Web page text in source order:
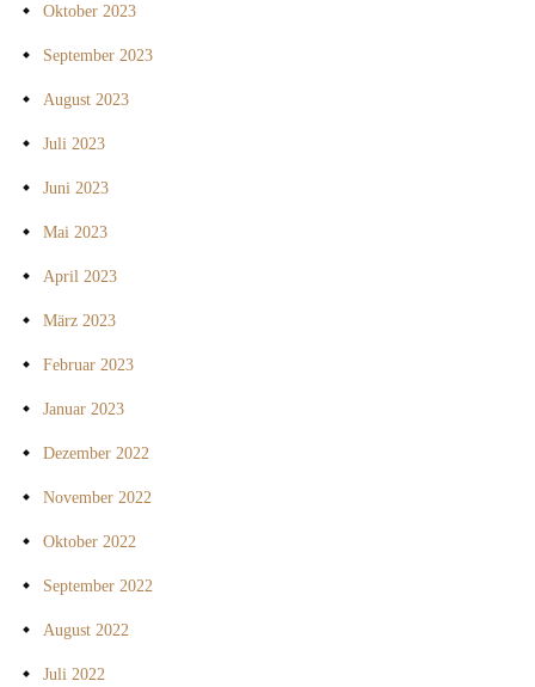
Oktober 2023
September 2023
August 2023
Juli 2023
Juni 2023
Mai 2023
April 2023
März 2023
Februar 2023
Januar 2023
Dezember 2022
November 2022
Oktober 2022
September 2022
August 2022
Juli 2022